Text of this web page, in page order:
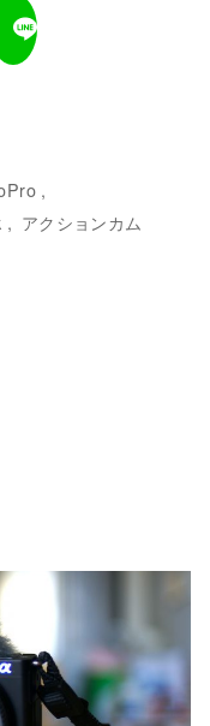
アクションカム